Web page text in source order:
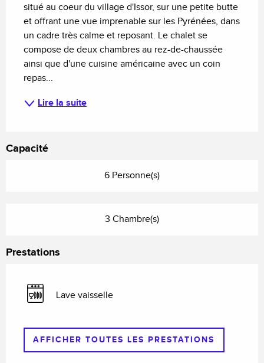
situé au coeur du village d'Issor, sur une petite butte
et offrant une vue imprenable sur les Pyrénées, dans
un cadre très calme et reposant. Le chalet se
compose de deux chambres au rez-de-chaussée
ainsi que d'une cuisine américaine avec un coin
repas...
Lire la suite
Capacité
6 Personne(s)
3 Chambre(s)
Prestations
Lave vaisselle
AFFICHER TOUTES LES PRESTATIONS